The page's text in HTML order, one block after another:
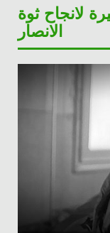
لانجاح ثوة
الانصار